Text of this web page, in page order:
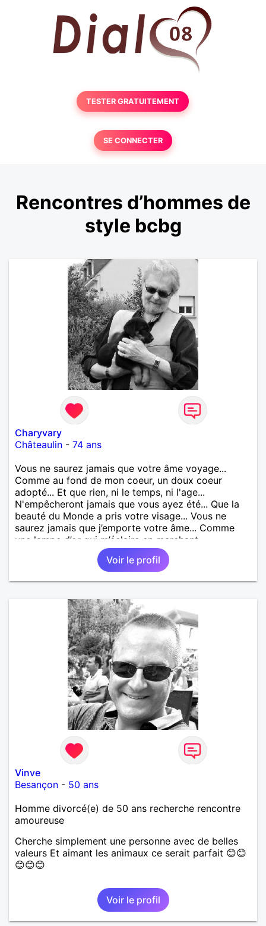
TESTER GRATUITEMENT
SE CONNECTER
Rencontres d’hommes de
style bcbg
Charyvary
Châteaulin - 74 ans
Vous ne saurez jamais que votre âme voyage...
Comme au fond de mon coeur, un doux coeur
adopté... Et que rien, ni le temps, ni l'age...
N'empêcheront jamais que vous ayez été... Que la
beauté du Monde a pris votre visage... Vous ne
saurez jamais que j’emporte votre âme... Comme
une lampe d’or qui m’éclaire en marchant...
Voir le profil
Vinve
Besançon - 50 ans
Homme divorcé(e) de 50 ans recherche rencontre
amoureuse
Cherche simplement une personne avec de belles
valeurs Et aimant les animaux ce serait parfait 😊😊
😊😊😊
Voir le profil